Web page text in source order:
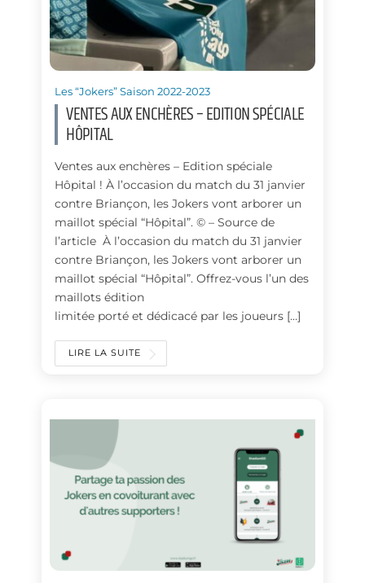
Les “Jokers” Saison 2022-2023
VENTES AUX ENCHÈRES – EDITION SPÉCIALE
HÔPITAL
Ventes aux enchères – Edition spéciale
Hôpital ! À l’occasion du match du 31 janvier
contre Briançon, les Jokers vont arborer un
maillot spécial “Hôpital”. © – Source de
l’article À l’occasion du match du 31 janvier
contre Briançon, les Jokers vont arborer un
maillot spécial “Hôpital”. Offrez-vous l’un des
maillots édition
limitée porté et dédicacé par les joueurs […]
LIRE LA SUITE